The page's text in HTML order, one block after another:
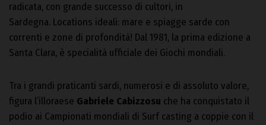
radicata, con grande successo di cultori, in
Sardegna. Locations ideali: mare e spiagge sarde con
correnti e zone di profondità! Dal 1981, la prima edizione a
Santa Clara, è specialità ufficiale dei Giochi mondiali.
Tra i grandi praticanti sardi, numerosi e di assoluto valore,
figura l’illoraese Gabriele Cabizzosu che ha conquistato il
podio ai Campionati mondiali di Surf casting a coppie con il